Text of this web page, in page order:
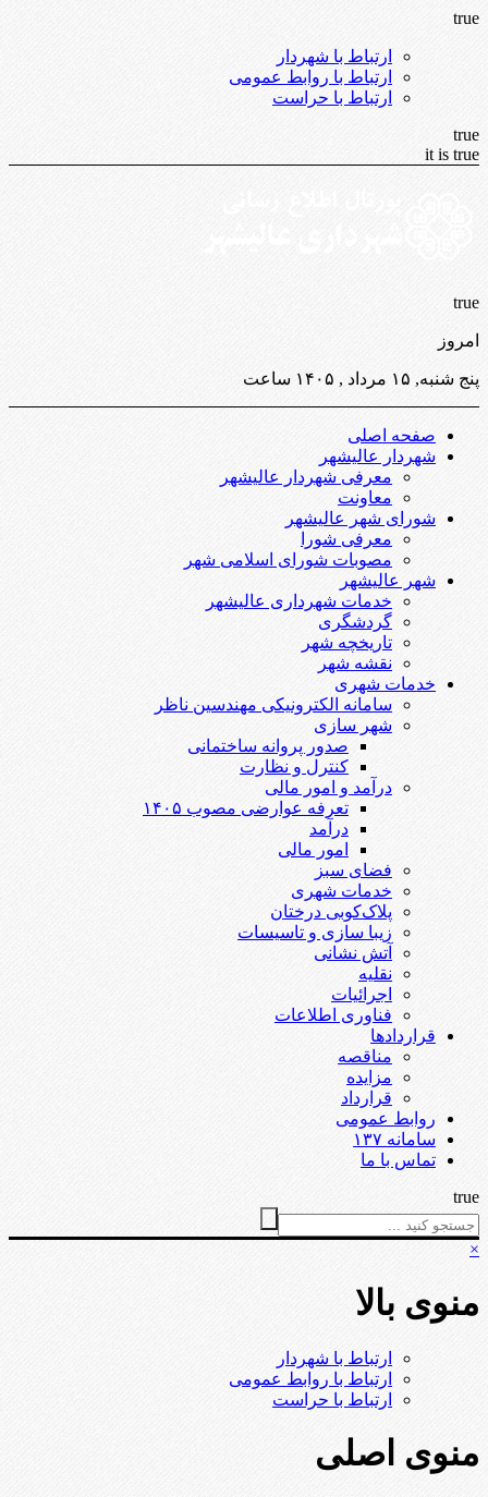
true
ارتباط با شهردار
ارتباط با روابط عمومی
ارتباط با حراست
true
it is true
true
امروز
پنج شنبه, ۱۵ مرداد , ۱۴۰۵ ساعت
صفحه اصلی
شهردار عالیشهر
معرفی شهردار عالیشهر
معاونت
شورای شهر عالیشهر
معرفی شورا
مصوبات شورای اسلامی شهر
شهر عالیشهر
خدمات شهرداری عالیشهر
گردشگری
تاریخچه شهر
نقشه شهر
خدمات شهری
سامانه الکترونیکی مهندسین ناظر
شهر سازی
صدور پروانه ساختمانی
کنترل و نظارت
درآمد و امور مالی
تعرفه عوارضی مصوب ۱۴۰۵
درآمد
امور مالی
فضای سبز
خدمات شهری
پلاک‌کوبی درختان
زیبا سازی و تاسیسات
آتش نشانی
نقلیه
اجرائیات
فناوری اطلاعات
قراردادها
مناقصه
مزایده
قرارداد
روابط عمومی
سامانه ۱۳۷
تماس با ما
true
×
منوی بالا
ارتباط با شهردار
ارتباط با روابط عمومی
ارتباط با حراست
منوی اصلی